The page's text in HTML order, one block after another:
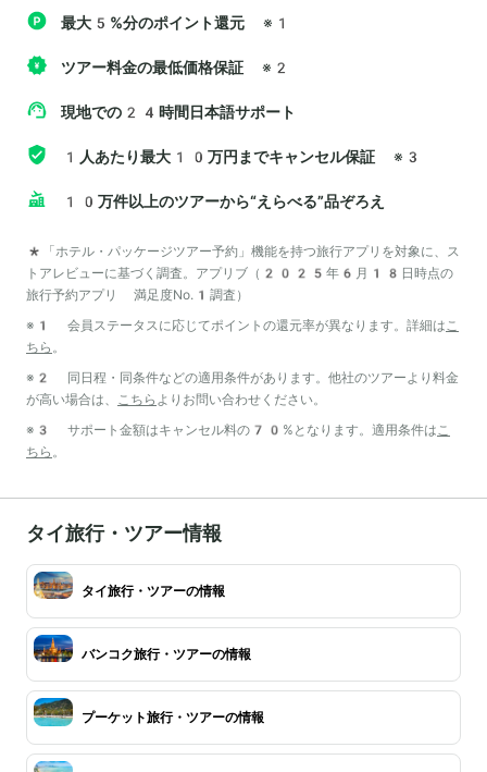
最大5%分のポイント還元 ※1
ツアー料金の最低価格保証 ※2
現地での24時間日本語サポート
1人あたり最大10万円までキャンセル保証 ※3
10万件以上のツアーから“えらべる”品ぞろえ
*「ホテル・パッケージツアー予約」機能を持つ旅行アプリを対象に、ス
トアレビューに基づく調査。アプリブ（2025年6月18日時点の
旅行予約アプリ 満足度No.1調査）
※1 会員ステータスに応じてポイントの還元率が異なります。詳細はこ
ちら 。
※2 同日程・同条件などの適用条件があります。他社のツアーより料金
が高い場合は、 こちら よりお問い合わせください。
※3 サポート金額はキャンセル料の70%となります。適用条件はこ
ちら 。
タイ旅行・ツアー情報
タイ旅行・ツアーの情報
バンコク旅行・ツアーの情報
プーケット旅行・ツアーの情報